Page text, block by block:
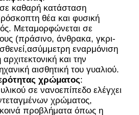
καθαρή κατάσταση
θέα και φυσική
Μεταμορφώνεται σε
(πράσινο, άνθρακα, γκρι-
εναρμόνιση
και την
αισθητική του γυαλιού.
χρώματος:
σε νανοεπίπεδο ελέγχει
χρώματος,
προβλήματα όπως η